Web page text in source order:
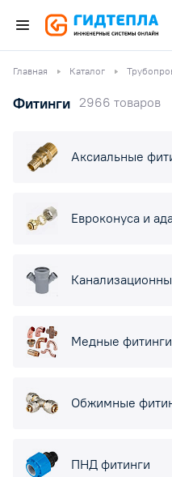
Главная Каталог
Фитинги 2966 товаров
Аксиальные
Евроконуса и
Медные фитинги
Обжимные
ПНД фитинги